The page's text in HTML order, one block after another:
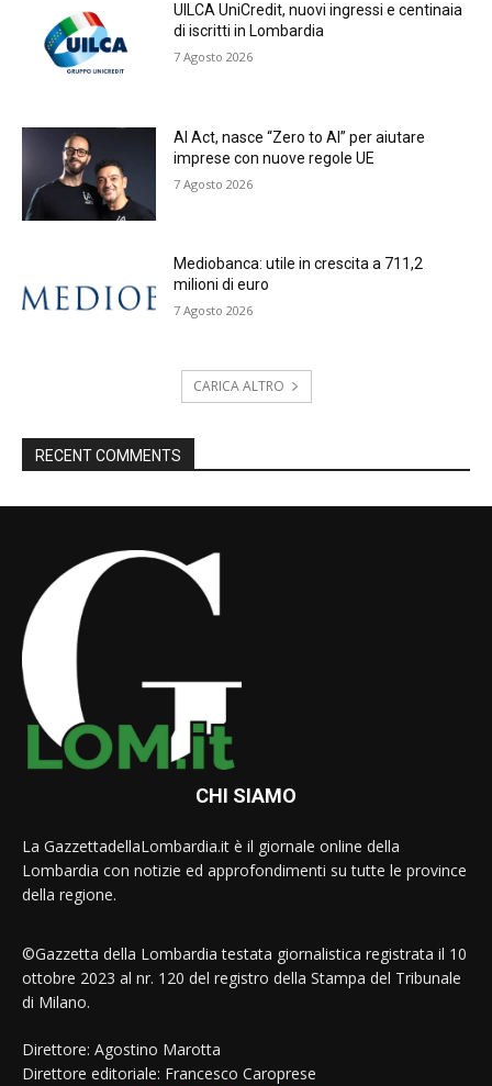
UILCA UniCredit, nuovi ingressi e centinaia
di iscritti in Lombardia
7 Agosto 2026
AI Act, nasce “Zero to AI” per aiutare
imprese con nuove regole UE
7 Agosto 2026
Mediobanca: utile in crescita a 711,2
milioni di euro
7 Agosto 2026
CARICA ALTRO
RECENT COMMENTS
CHI SIAMO
La GazzettadellaLombardia.it è il giornale online della
Lombardia con notizie ed approfondimenti su tutte le province
della regione.
©Gazzetta della Lombardia testata giornalistica registrata il 10
ottobre 2023 al nr. 120 del registro della Stampa del Tribunale
di Milano.
Direttore: Agostino Marotta
Direttore editoriale: Francesco Caroprese